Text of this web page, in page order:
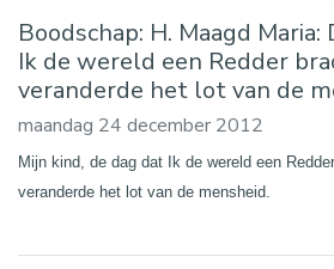
Boodschap: H. Maagd
Ik de wereld een Redder
veranderde het lot van de
maandag 24 december 2012
Mijn kind, de dag dat Ik de wereld een
veranderde het lot van de mensheid.